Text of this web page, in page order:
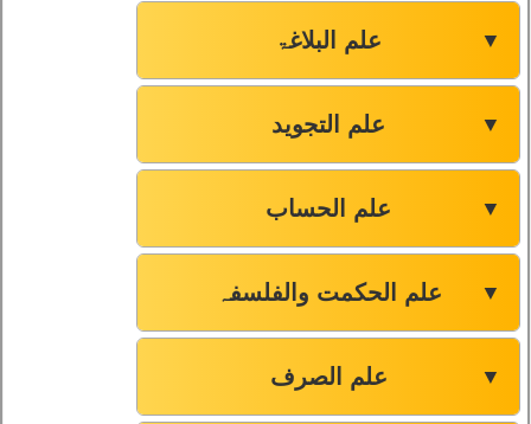
علم البلاغۃ ▼
علم التجوید ▼
علم الحساب ▼
علم الحکمت والفلسفہ ▼
علم الصرف ▼